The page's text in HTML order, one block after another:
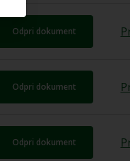
Odpri dokument
Odpri dokument
Odpri dokument